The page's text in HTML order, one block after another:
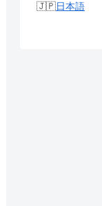
日本語